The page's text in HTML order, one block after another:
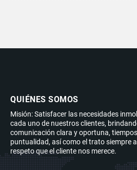
QUIÉNES SOMOS
Misión: Satisfacer las necesidades
cada uno de nuestros clientes,
comunicación clara y oportuna,
puntualidad, así como el trato siempre
respeto que el cliente nos merece.